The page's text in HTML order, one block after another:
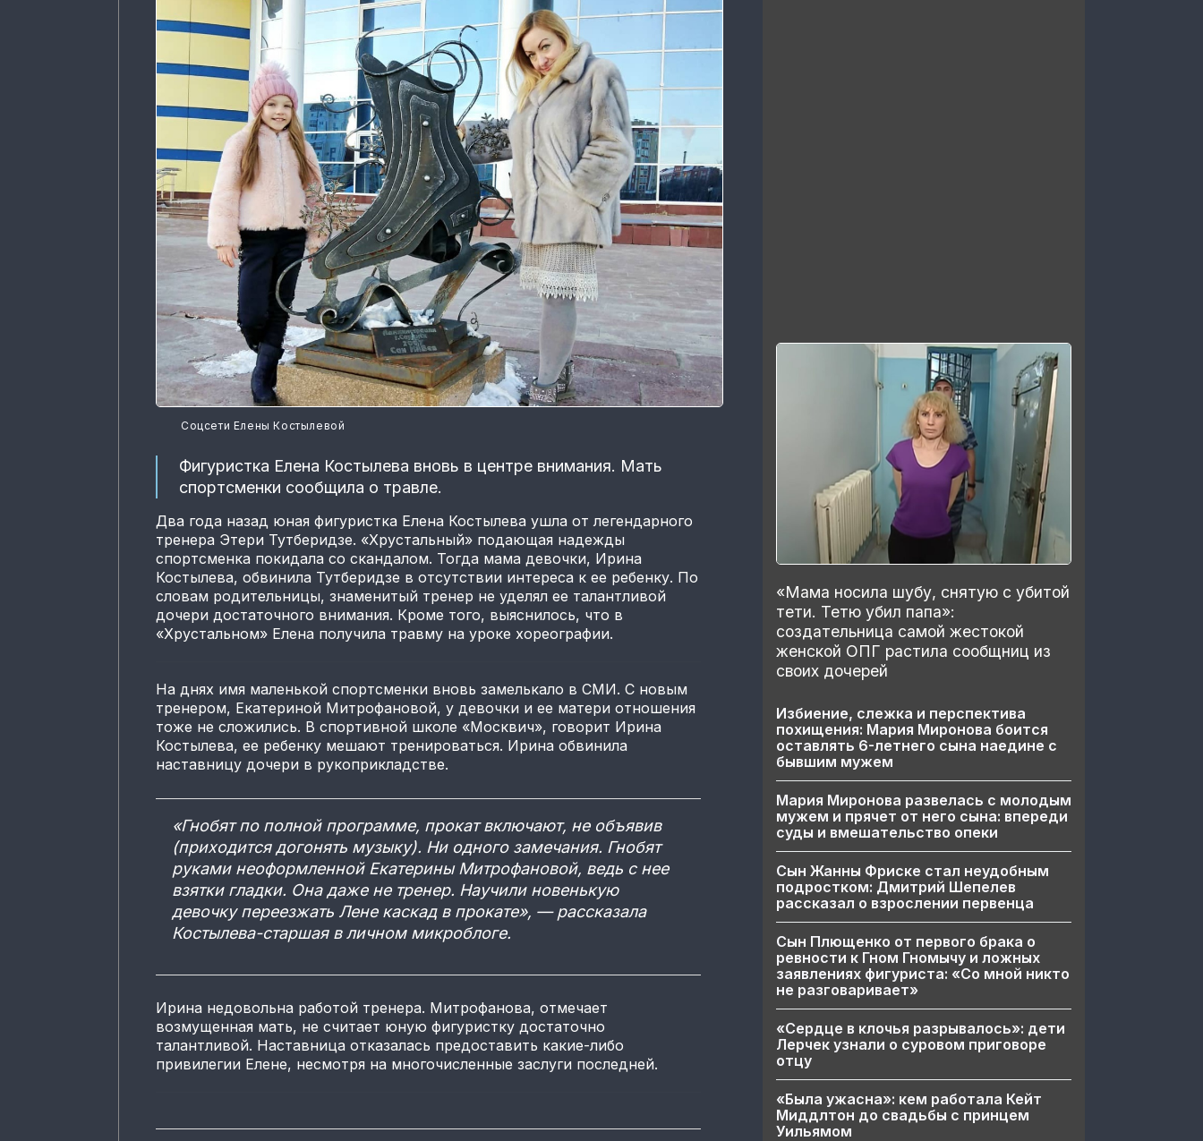
Соцсети Елены Костылевой
Фигуристка Елена Костылева вновь в центре внимания. Мать
спортсменки сообщила о травле.
Два года назад юная фигуристка Елена Костылева ушла от легендарного
тренера Этери Тутберидзе. «Хрустальный» подающая надежды
спортсменка покидала со скандалом. Тогда мама девочки, Ирина
Костылева, обвинила Тутберидзе в отсутствии интереса к ее ребенку. По
словам родительницы, знаменитый тренер не уделял ее талантливой
дочери достаточного внимания. Кроме того, выяснилось, что в
«Хрустальном» Елена получила травму на уроке хореографии.
На днях имя маленькой спортсменки вновь замелькало в СМИ. С новым
тренером, Екатериной Митрофановой, у девочки и ее матери отношения
тоже не сложились. В спортивной школе «Москвич», говорит Ирина
Костылева, ее ребенку мешают тренироваться. Ирина обвинила
наставницу дочери в рукоприкладстве.
«Гнобят по полной программе, прокат включают, не объявив
(приходится догонять музыку). Ни одного замечания. Гнобят
руками неоформленной Екатерины Митрофановой, ведь с нее
взятки гладки. Она даже не тренер. Научили новенькую
девочку переезжать Лене каскад в прокате», — рассказала
Костылева-старшая в личном микроблоге.
Ирина недовольна работой тренера. Митрофанова, отмечает
возмущенная мать, не считает юную фигуристку достаточно
талантливой. Наставница отказалась предоставить какие-либо
привилегии Елене, несмотря на многочисленные заслуги последней.
«Мама носила шубу, снятую с убитой
тети. Тетю убил папа»:
создательница самой жестокой
женской ОПГ растила сообщниц из
своих дочерей
Избиение, слежка и перспектива
похищения: Мария Миронова боится
оставлять 6-летнего сына наедине с
бывшим мужем
Мария Миронова развелась с молодым
мужем и прячет от него сына: впереди
суды и вмешательство опеки
Сын Жанны Фриске стал неудобным
подростком: Дмитрий Шепелев
рассказал о взрослении первенца
Сын Плющенко от первого брака о
ревности к Гном Гномычу и ложных
заявлениях фигуриста: «Со мной никто
не разговаривает»
«Сердце в клочья разрывалось»: дети
Лерчек узнали о суровом приговоре
отцу
«Была ужасна»: кем работала Кейт
Миддлтон до свадьбы с принцем
Уильямом